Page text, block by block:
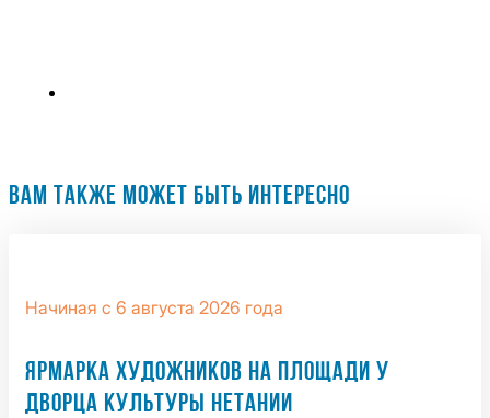
ВАМ ТАКЖЕ МОЖЕТ БЫТЬ ИНТЕРЕСНО
Начиная с 6 августа 2026 года
ЯРМАРКА ХУДОЖНИКОВ НА ПЛОЩАДИ У
ДВОРЦА КУЛЬТУРЫ НЕТАНИИ